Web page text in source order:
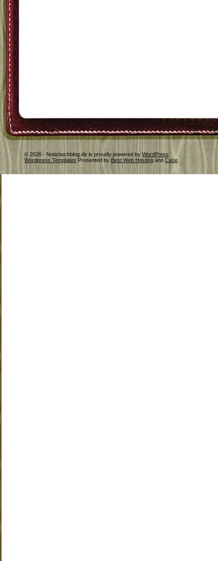
© 2026 - Notizbuchblog.de is proudly powered by WordPress
Wordpress Templates Presented by Best Web Hosting and Case